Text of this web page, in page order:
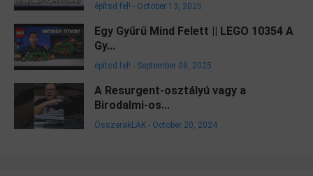
építsd fel! - October 13, 2025
Egy Gyűrű Mind Felett || LEGO 10354 A
Gy...
építsd fel! - September 08, 2025
A Resurgent-osztályú vagy a
Birodalmi-os...
ÖsszerakLAK - October 20, 2024